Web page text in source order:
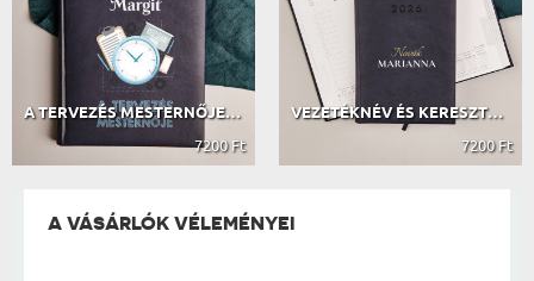
A TERVEZÉS MESTERNŐJE - HATÁRIDŐNAPLÓ
7200 Ft
VEZETÉKNÉV ÉS KERESZTNÉV - HATÁRIDŐ...
7200 Ft
A VÁSÁRLÓK VÉLEMÉNYEI